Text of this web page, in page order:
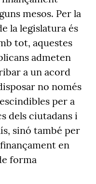
mesos. Per la
la legislatura és
tot, aquestes
admeten
a un acord
no només
per a
dels ciutadans i
sinó també per
en
forma